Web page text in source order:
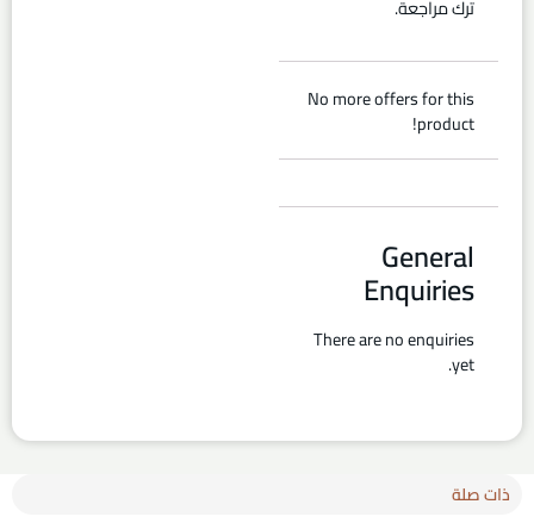
ترك مراجعة.
No more offers for this
product!
General
Enquiries
There are no enquiries
yet.
ذات صلة